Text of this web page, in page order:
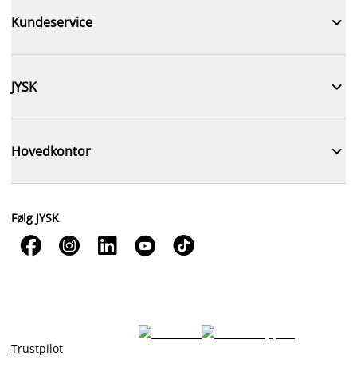
Kundeservice 
JYSK 
Hovedkontor 
Følg JYSK
    
Trustpilot